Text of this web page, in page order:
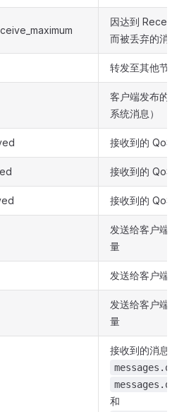
因达到 Receive
而被丢弃的消息
转发至其他节点
客户端发布的消
系统消息）
接收到的 QoS
接收到的 QoS 1
接收到的 QoS 2
发送给客户端的
量
发送给客户端的
发送给客户端的
量
接收到的消息总
和